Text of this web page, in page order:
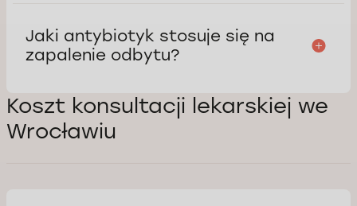
Jaki antybiotyk stosuje się na
zapalenie odbytu?
Koszt konsultacji lekarskiej we
Wrocławiu